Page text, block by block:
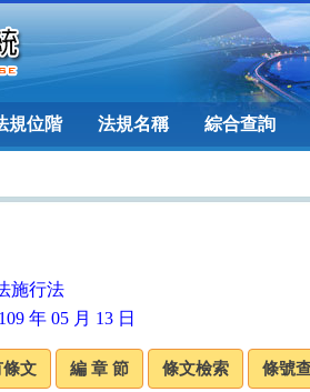
規位階 法規名稱 綜合查詢
施行法
年 05 月 13 日